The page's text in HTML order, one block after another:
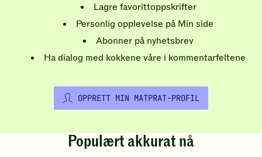
Lagre favorittoppskrifter
Personlig opplevelse på Min side
Abonner på nyhetsbrev
Ha dialog med kokkene våre i kommentarfeltene
OPPRETT MIN MATPRAT-PROFIL
Populært akkurat nå